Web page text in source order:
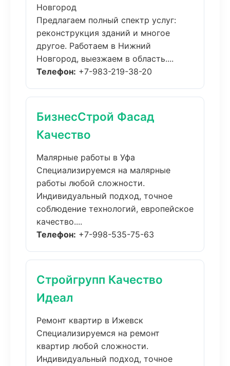
Новгород
Предлагаем полный спектр услуг:
реконструкция зданий и многое
другое. Работаем в Нижний
Новгород, выезжаем в область....
Телефон: +7-983-219-38-20
БизнесСтрой Фасад
Качество
Малярные работы в Уфа
Специализируемся на малярные
работы любой сложности.
Индивидуальный подход, точное
соблюдение технологий, европейское
качество....
Телефон: +7-998-535-75-63
Стройгрупп Качество
Идеал
Ремонт квартир в Ижевск
Специализируемся на ремонт
квартир любой сложности.
Индивидуальный подход, точное